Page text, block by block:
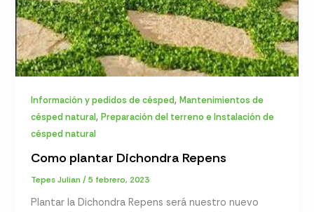
Información y pedidos de césped,Mantenimientos de
césped natural,Preparación del terreno e Instalación de
césped natural
Como plantar Dichondra Repens
Tepes Julian/5 febrero, 2023
Plantar la Dichondra Repens será nuestro nuevo